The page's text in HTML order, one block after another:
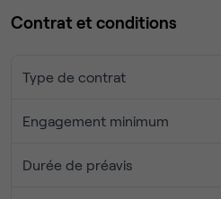
Contrat et conditions
Type de contrat
Engagement minimum
Durée de préavis